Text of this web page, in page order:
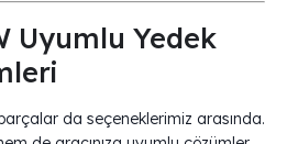
Uyumlu Yedek
da seçeneklerimiz arasında.